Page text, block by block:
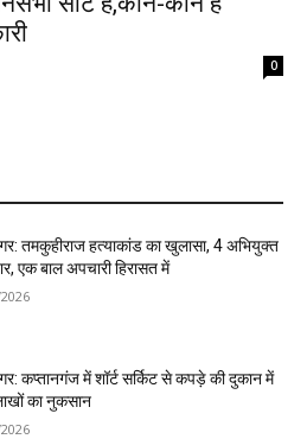
0
तमकुहीराज हत्याकांड का खुलासा, 4 अभियुक्त
एक बाल अपचारी हिरासत में
कप्तानगंज में शॉर्ट सर्किट से कपड़े की दुकान में
का नुकसान